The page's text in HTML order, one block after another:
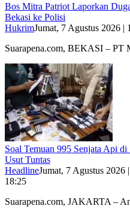
Bos Mitra Patriot Laporkan
Bekasi ke Polisi
HukrimJumat, 7 Agustus 2026 |
Suarapena.com, BEKASI – PT
Soal Temuan 995 Senjata Api
Usut Tuntas
HeadlineJumat, 7 Agustus 2026
18:25
Suarapena.com, JAKARTA –